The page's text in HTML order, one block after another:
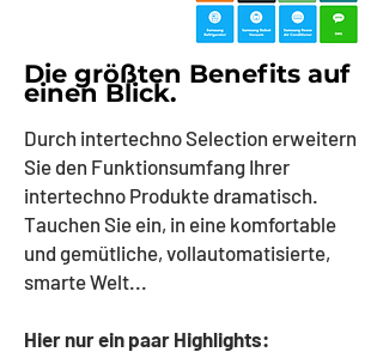
Die größten Benefits auf
einen Blick.
Durch intertechno Selection erweitern
Sie den Funktionsumfang Ihrer
intertechno Produkte dramatisch.
Tauchen Sie ein, in eine komfortable
und gemütliche, vollautomatisierte,
smarte Welt...
Hier nur ein paar Highlights: